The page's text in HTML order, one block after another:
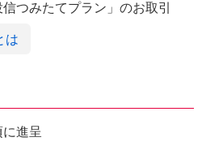
つみたてプラン」のお取引
は
進呈